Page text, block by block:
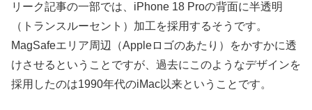
リーク記事の一部では、iPhone 18 Proの背面に半透明
（トランスルーセント）加工を採用するそうです。
MagSafeエリア周辺（Appleロゴのあたり）をかすかに透
けさせるということですが、過去にこのようなデザインを
採用したのは1990年代のiMac以来ということです。